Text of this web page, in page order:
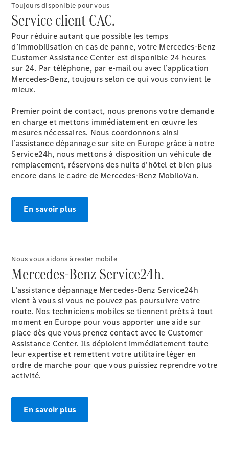
l'atelier
À notre sujet
L'entreprise
Interlocuteur
Formulaire
de contact
Prendre
rendez-
vous à
l'atelier
Toujours disponible pour vous
Service client CAC.
Pour réduire autant que possible les temps
d’immobilisation en cas de panne, votre Mercedes-Benz
Customer Assistance Center est disponible 24 heures
sur 24. Par téléphone, par e-mail ou avec l’application
Mercedes-Benz, toujours selon ce qui vous convient le
mieux.
Premier point de contact, nous prenons votre demande
en charge et mettons immédiatement en œuvre les
mesures nécessaires. Nous coordonnons ainsi
l’assistance dépannage sur site en Europe grâce à notre
Service24h, nous mettons à disposition un véhicule de
remplacement, réservons des nuits d’hôtel et bien plus
encore dans le cadre de Mercedes-Benz MobiloVan.
En savoir plus
Nous vous aidons à rester mobile
Mercedes-Benz Service24h.
L’assistance dépannage Mercedes-Benz Service24h
vient à vous si vous ne pouvez pas poursuivre votre
route. Nos techniciens mobiles se tiennent prêts à tout
moment en Europe pour vous apporter une aide sur
place dès que vous prenez contact avec le Customer
Assistance Center. Ils déploient immédiatement toute
leur expertise et remettent votre utilitaire léger en
ordre de marche pour que vous puissiez reprendre votre
activité.
En savoir plus